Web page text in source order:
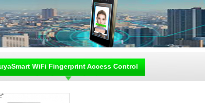
WiFi Fingerprint Access Control